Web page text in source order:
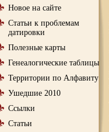
Новое на сайте
Статьи к проблемам
датировки
Полезные карты
Генеалогические таблицы
Территории по Алфавиту
Ушедшие 2010
Ссылки
Статьи